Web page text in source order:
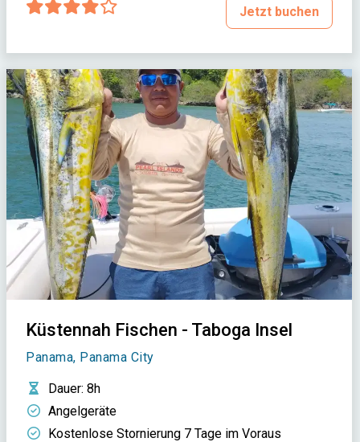
Jetzt buchen
Küstennah Fischen - Taboga Insel
Panama, Panama City
Dauer: 8h
Angelgeräte
Kostenlose Stornierung 7 Tage im Voraus